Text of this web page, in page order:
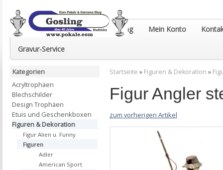
Euro-Pokale & Gravur-Shop Gosling Mein Konto
Gravur-Service
Startseite » Figuren & Dekoration »
Figur Angler
zum vorherigen Artikel
Kategorien
Acryltrophäen
Blechschilder
Design Trophäen
Etuis und Geschenkboxen
Figuren & Dekoration
Figur Alien u. Funny
Figuren
Adler
American Sport